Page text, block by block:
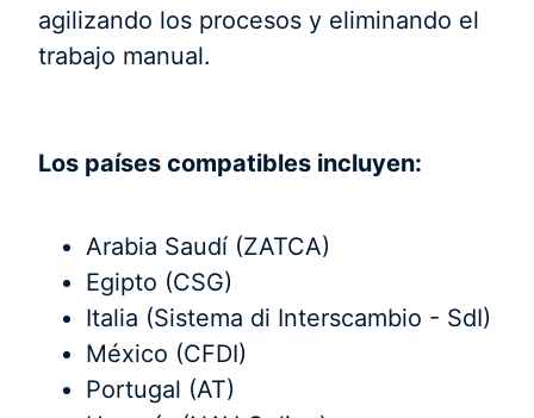
agilizando los procesos y eliminando el
trabajo manual.
Los países compatibles incluyen:
Arabia Saudí (ZATCA)
Egipto (CSG)
Italia (Sistema di Interscambio - SdI)
México (CFDI)
Portugal (AT)